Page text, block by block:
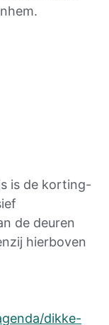
is de korting-
de deuren
hierboven
dikke-